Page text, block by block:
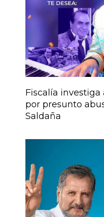
Fiscalía investiga
por presunto
Saldaña